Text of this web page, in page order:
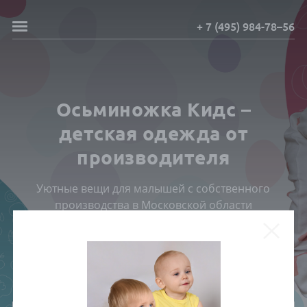
+ 7 (495) 984-78–56
Осьминожка Кидс –
детская одежда от
производителя
Уютные вещи для малышей с собственного
производства в Московской области
ПОСМОТРЕТЬ КАТАЛОГ